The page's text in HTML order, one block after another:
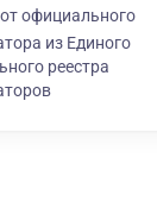
официального
из Единого
реестра